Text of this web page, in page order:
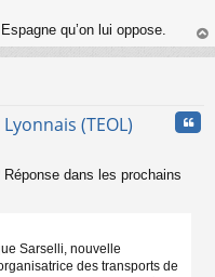
qu’on lui oppose.
au
(TEOL)
dans les prochains
Sarselli, nouvelle
des transports de